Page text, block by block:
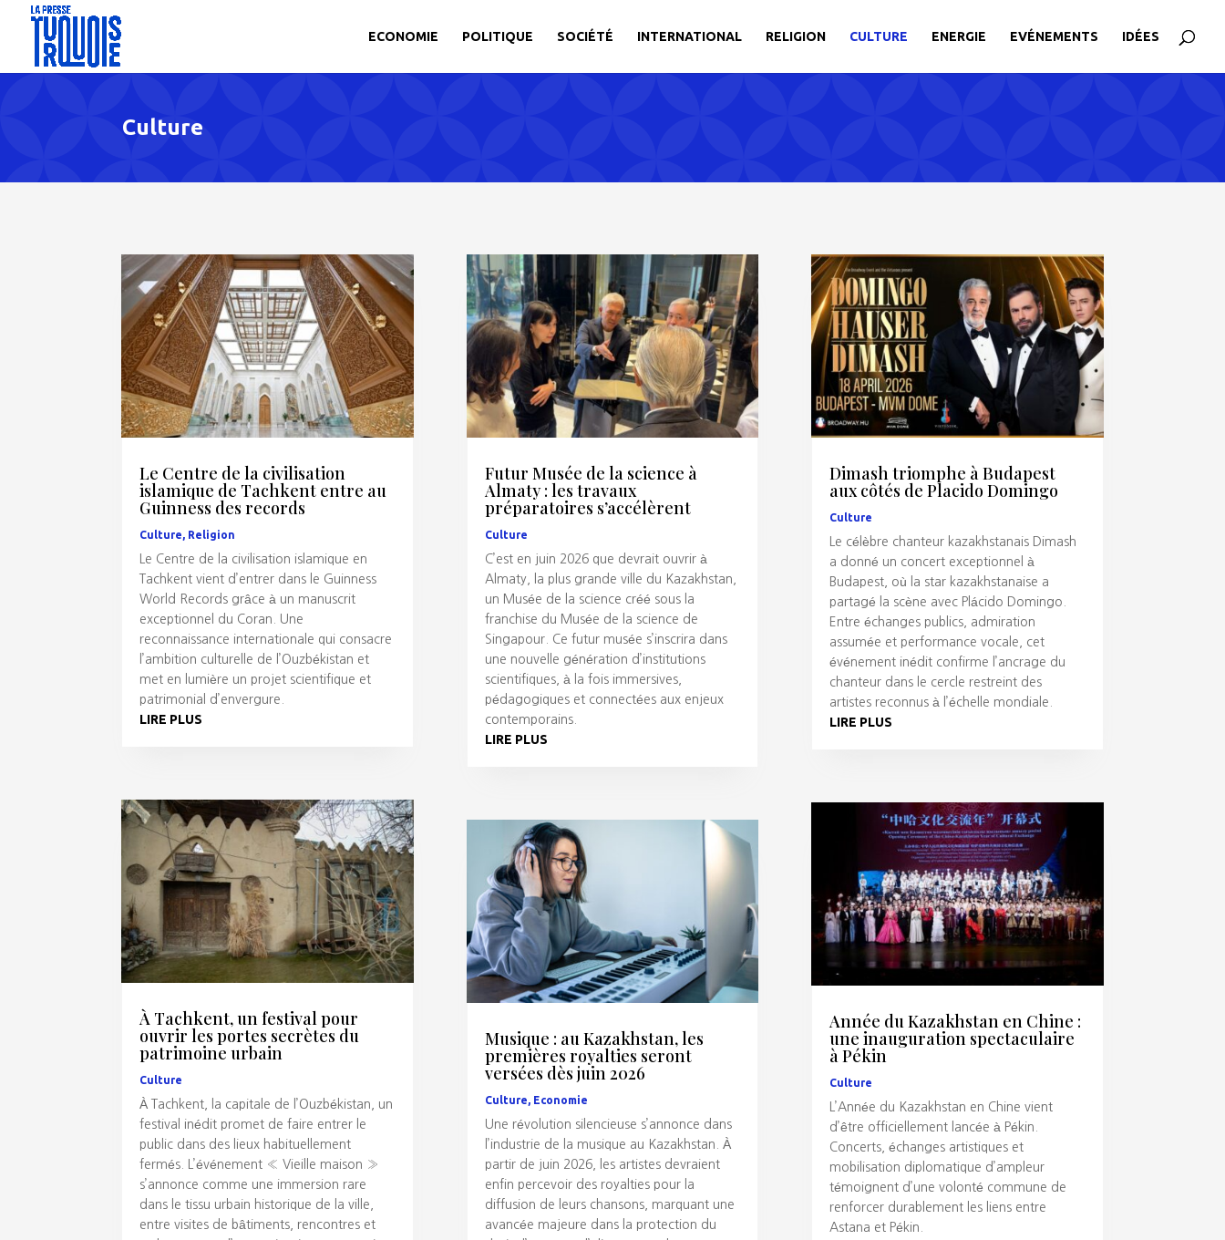
ECONOMIE POLITIQUE SOCIÉTÉ INTERNATIONAL RELIGION CULTURE ENERGIE EVÉNEMENTS IDÉES
Culture
Le Centre de la civilisation
islamique de Tachkent entre au
Guinness des records
Culture, Religion
Le Centre de la civilisation islamique en
Tachkent vient d’entrer dans le Guinness
World Records grâce à un manuscrit
exceptionnel du Coran. Une
reconnaissance internationale qui consacre
l’ambition culturelle de l’Ouzbékistan et
met en lumière un projet scientifique et
patrimonial d’envergure.
LIRE PLUS
À Tachkent, un festival pour
ouvrir les portes secrètes du
patrimoine urbain
Culture
À Tachkent, la capitale de l’Ouzbékistan, un
festival inédit promet de faire entrer le
public dans des lieux habituellement
fermés. L’événement « Vieille maison »
s’annonce comme une immersion rare
dans le tissu urbain historique de la ville,
entre visites de bâtiments, rencontres et
Futur Musée de la science à
Almaty : les travaux
préparatoires s’accélèrent
Culture
C’est en juin 2026 que devrait ouvrir à
Almaty, la plus grande ville du Kazakhstan,
un Musée de la science créé sous la
franchise du Musée de la science de
Singapour. Ce futur musée s’inscrira dans
une nouvelle génération d’institutions
scientifiques, à la fois immersives,
pédagogiques et connectées aux enjeux
contemporains.
LIRE PLUS
Musique : au Kazakhstan, les
premières royalties seront
versées dès juin 2026
Culture, Economie
Une révolution silencieuse s’annonce dans
l’industrie de la musique au Kazakhstan. À
partir de juin 2026, les artistes devraient
enfin percevoir des royalties pour la
diffusion de leurs chansons, marquant une
avancée majeure dans la protection du
Dimash triomphe à Budapest
aux côtés de Placido Domingo
Culture
Le célèbre chanteur kazakhstanais Dimash
a donné un concert exceptionnel à
Budapest, où la star kazakhstanaise a
partagé la scène avec Plácido Domingo.
Entre échanges publics, admiration
assumée et performance vocale, cet
événement inédit confirme l’ancrage du
chanteur dans le cercle restreint des
artistes reconnus à l’échelle mondiale.
LIRE PLUS
Année du Kazakhstan en Chine :
une inauguration spectaculaire
à Pékin
Culture
L’Année du Kazakhstan en Chine vient
d’être officiellement lancée à Pékin.
Concerts, échanges artistiques et
mobilisation diplomatique d’ampleur
témoignent d’une volonté commune de
renforcer durablement les liens entre
Astana et Pékin.